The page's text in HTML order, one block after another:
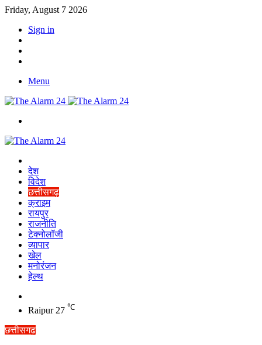
Friday, August 7 2026
Sign in
Menu
देश
विदेश
छत्तीसगढ़
क्राइम
रायपुर
राजनीति
टेक्नोलॉजी
व्यापार
खेल
मनोरंजन
हेल्थ
skin
Raipur 27 ℃
छत्तीसगढ़